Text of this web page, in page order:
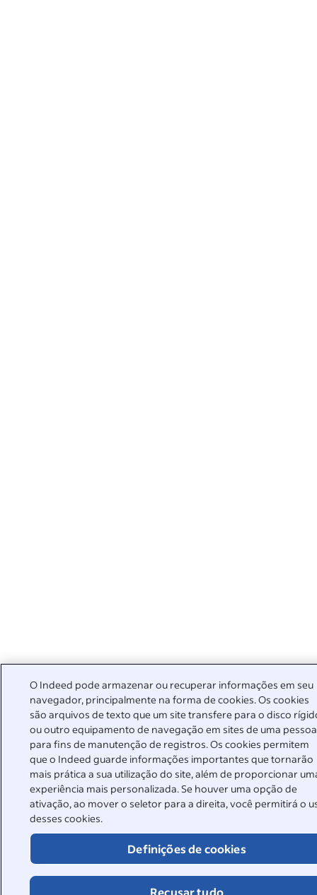
O Indeed pode armazenar ou recuperar informações em seu
navegador, principalmente na forma de cookies. Os cookies
são arquivos de texto que um site transfere para o disco
ou outro equipamento de navegação em sites de uma pessoa
para fins de manutenção de registros. Os cookies permitem
que o Indeed guarde informações importantes que tornarão
mais prática a sua utilização do site, além de proporcionar
experiência mais personalizada. Se houver uma opção de
ativação, ao mover o seletor para a direita, você permitirá o
desses cookies.
Definições de cookies
Recusar tudo